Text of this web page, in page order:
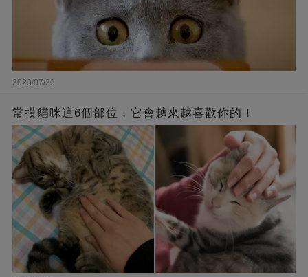
2023/07/23
常摸貓咪這6個部位，它會越來越喜歡你的！